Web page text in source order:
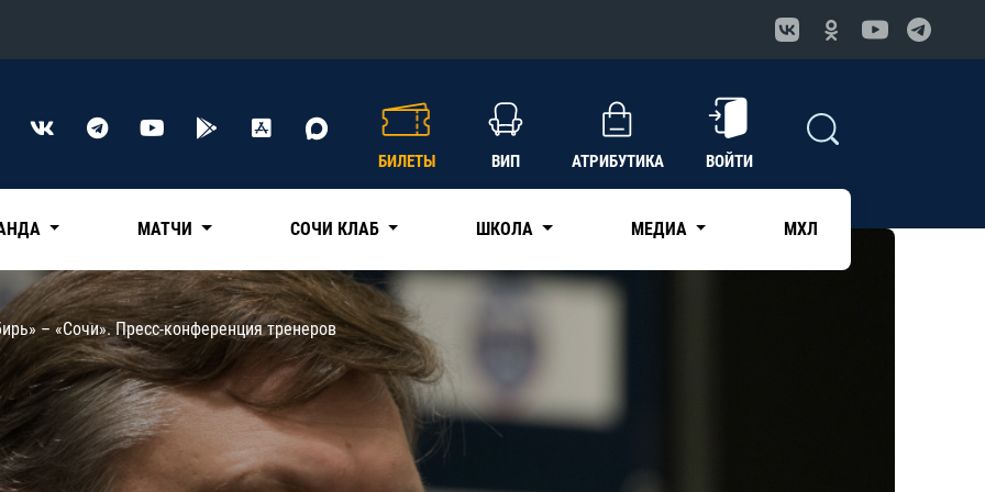
Конференция «Восток»
Нефтехимик
Трактор
Дивизион Чернышева
Авангард
Адмирал
КХЛ
БИЛЕТЫ ВИП АТРИБУТИКА ВОЙТИ
МАТЧИ СОЧИ КЛАБ ШКОЛА МЕДИА МХЛ
– «Сочи». Пресс-конференция тренеров